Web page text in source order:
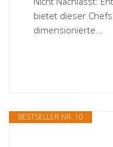
bietet dieser
dimensionierte...
BESTSELLER NR. 10